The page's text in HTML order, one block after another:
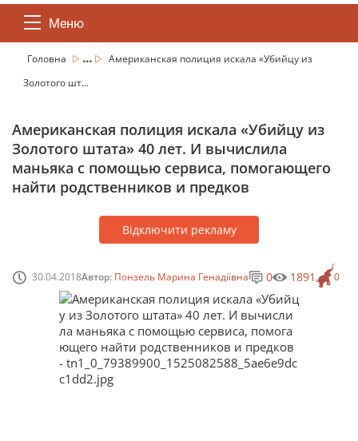
Меню
Головна ...
Американская полиция искала «Убийцу из
Золотого шт...
Американская полиция искала «Убийцу из
Золотого штата» 40 лет. И вычислила
маньяка с помощью сервиса, помогающего
найти родственников и предков
Відключити рекламу
30.04.2018Автор: Понзель Марина Генадіївна 0
0 1891